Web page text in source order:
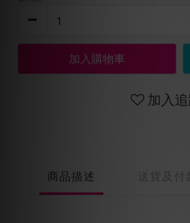
加入購物車
加入
商品描述 送貨及付